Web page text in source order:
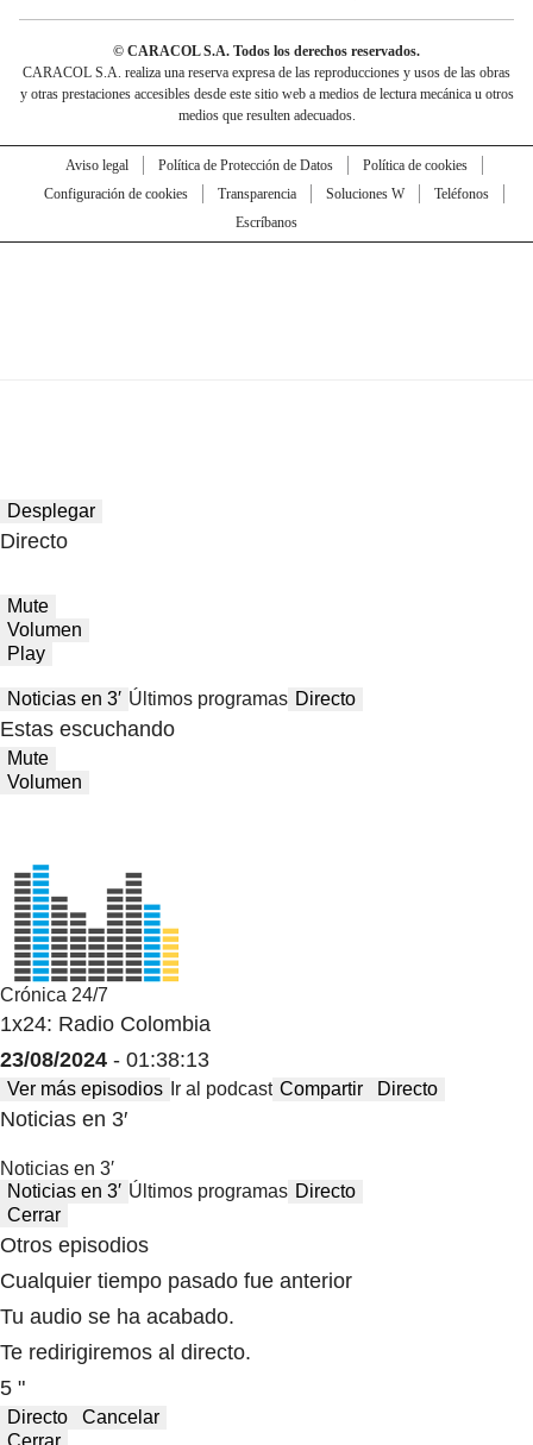
© CARACOL S.A. Todos los derechos reservados.
CARACOL S.A. realiza una reserva expresa de las reproducciones y usos de las obras
y otras prestaciones accesibles desde este sitio web a medios de lectura mecánica u otros
medios que resulten adecuados.
Aviso legal Política de Protección de Datos
Política de cookies
Configuración de cookies
Transparencia Soluciones W
Teléfonos
Escríbanos
Desplegar
Directo
Mute
Volumen
Play
Noticias en 3′ Últimos programas Directo
Estas escuchando
Mute
Volumen
Crónica 24/7
1x24: Radio Colombia
23/08/2024 - 01:38:13
Ver más episodios Ir al podcast Compartir Directo
Noticias en 3′
Noticias en 3′
Noticias en 3′ Últimos programas Directo
Cerrar
Otros episodios
Cualquier tiempo pasado fue anterior
Tu audio se ha acabado.
Te redirigiremos al directo.
5 "
Directo
Cancelar
Cerrar